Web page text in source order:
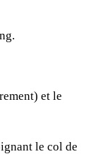
et le
le col de